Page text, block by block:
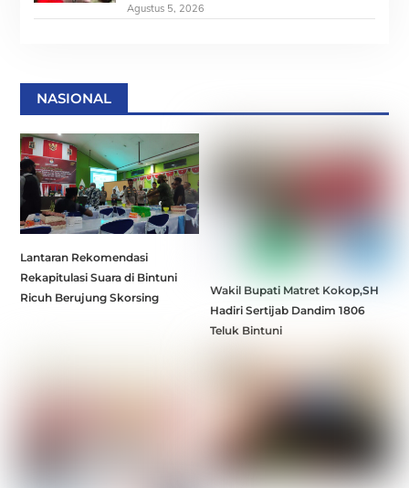
Agustus 5, 2026
NASIONAL
Lantaran Rekomendasi
Rekapitulasi Suara di Bintuni
Ricuh Berujung Skorsing
Wakil Bupati Matret Kokop,SH
Hadiri Sertijab Dandim 1806
Teluk Bintuni